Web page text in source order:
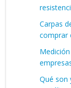
Carpas
comprar
Qué son